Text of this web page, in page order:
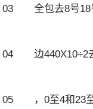
03 全包去8
04 边
05 ，0至4和